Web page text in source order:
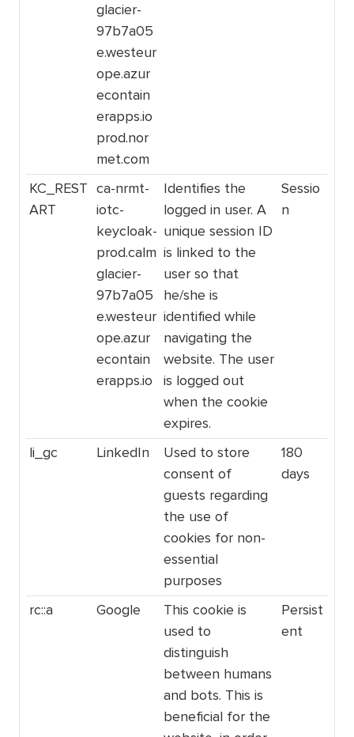
glacier-
97b7a05
e.westeur
ope.azur
econtain
erapps.io
prod.nor
met.com
KC_REST
ART
ca-nrmt-
iotc-
keycloak-
prod.calm
glacier-
97b7a05
e.westeur
ope.azur
econtain
erapps.io
Identifies the
logged in user. A
unique session ID
is linked to the
user so that
he/she is
identified while
navigating the
website. The user
is logged out
when the cookie
expires.
Sessio
n
li_gc LinkedIn
Used to store
consent of
guests regarding
the use of
cookies for non-
essential
purposes
180
days
rc::a Google
This cookie is
used to
distinguish
between humans
and bots. This is
beneficial for the
Persist
ent